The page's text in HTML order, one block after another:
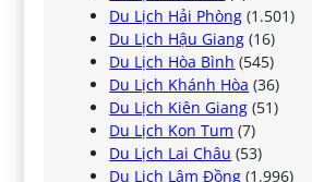
Du Lịch Hải Phòng (1.501)
Du Lịch Hậu Giang (16)
Du Lịch Hòa Bình (545)
Du Lịch Khánh Hòa (36)
Du Lịch Kiên Giang (51)
Du Lịch Kon Tum (7)
Du Lịch Lai Châu (53)
Du Lịch Lâm Đồng (1.996)